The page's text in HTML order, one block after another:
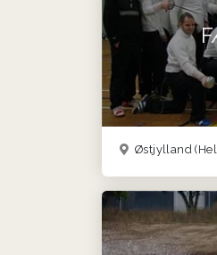
Østjylland